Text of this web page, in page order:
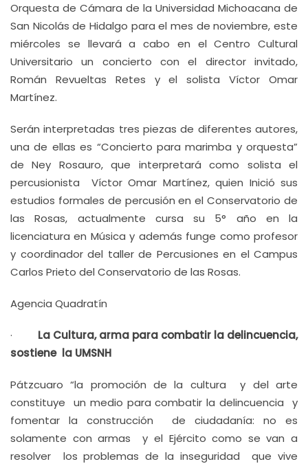
Orquesta de Cámara de la Universidad Michoacana de
San Nicolás de Hidalgo para el mes de noviembre, este
miércoles se llevará a cabo en el Centro Cultural
Universitario un concierto con el director invitado,
Román Revueltas Retes y el solista Víctor Omar
Martínez.
Serán interpretadas tres piezas de diferentes autores,
una de ellas es “Concierto para marimba y orquesta”
de Ney Rosauro, que interpretará como solista el
percusionista Víctor Omar Martínez, quien Inició sus
estudios formales de percusión en el Conservatorio de
las Rosas, actualmente cursa su 5° año en la
licenciatura en Música y además funge como profesor
y coordinador del taller de Percusiones en el Campus
Carlos Prieto del Conservatorio de las Rosas.
Agencia Quadratín
· La Cultura, arma para combatir la delincuencia,
sostiene la UMSNH
Pátzcuaro “la promoción de la cultura y del arte
constituye un medio para combatir la delincuencia y
fomentar la construcción de ciudadanía: no es
solamente con armas y el Ejército como se van a
resolver los problemas de la inseguridad que vive